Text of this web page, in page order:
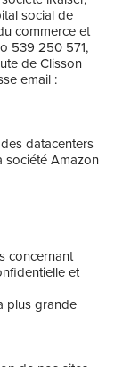
social de
commerce et
539 250 571,
de Clisson
email :
datacenters
société Amazon
concernant
et
plus grande